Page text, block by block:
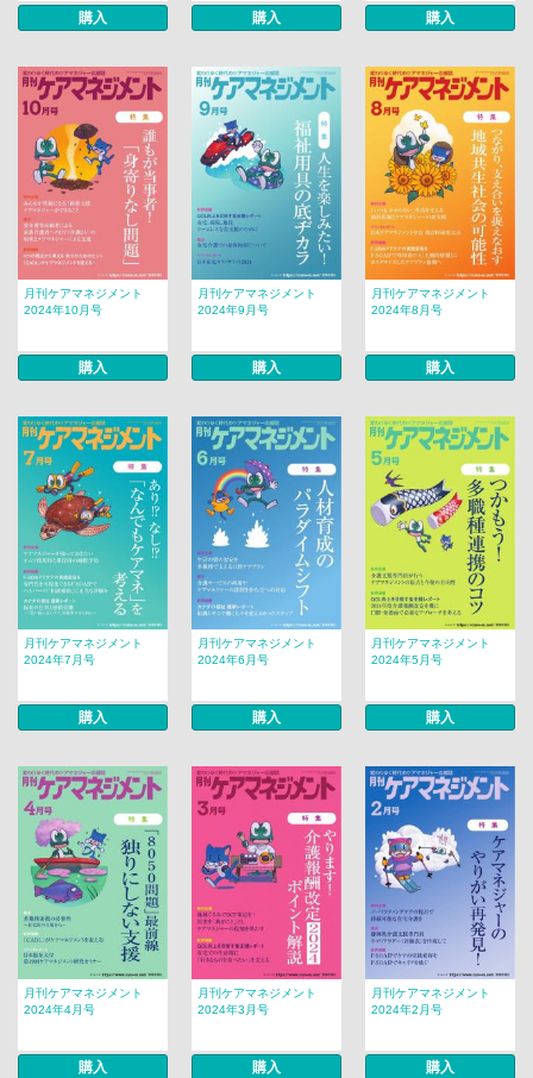
購入 購入 購入
月刊ケアマネジメント
2024年10月号
購入
月刊ケアマネジメント
2024年9月号
購入
月刊ケアマネジメント
2024年8月号
購入
月刊ケアマネジメント
2024年7月号
購入
月刊ケアマネジメント
2024年6月号
購入
月刊ケアマネジメント
2024年5月号
購入
月刊ケアマネジメント
2024年4月号
購入
月刊ケアマネジメント
2024年3月号
購入
月刊ケアマネジメント
2024年2月号
購入